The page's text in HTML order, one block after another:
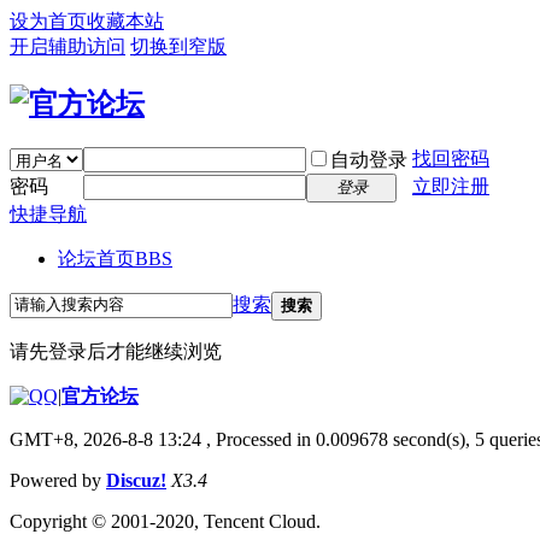
设为首页收藏本站
开启辅助访问 切换到窄版
自动登录 找回密码
密码
登录
立即注册
快捷导航
论坛首页BBS
搜索 搜索
请先登录后才能继续浏览
|官方论坛
GMT+8, 2026-8-8 13:24 , Processed in 0.009678 second(s), 5
Powered by Discuz! X3.4
Copyright © 2001-2020, Tencent Cloud.